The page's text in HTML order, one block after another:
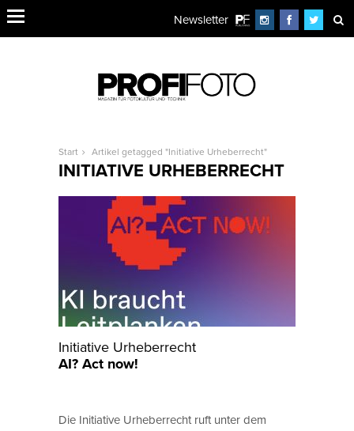
Newsletter
Start Artikel getagged "Initiative Urheberrecht"
INITIATIVE URHEBERRECHT
Initiative Urheberrecht
AI? Act now!
Die Initiative Urheberrecht ruft unter dem